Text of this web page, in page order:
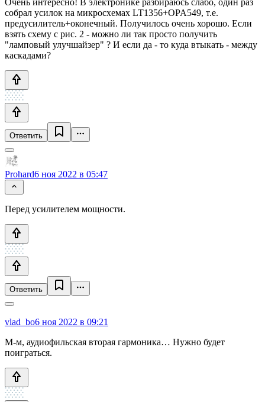
собрал усилок на микросхемах LT1356+OPA549, т.е.
предусилитель+оконечный. Получилось очень хорошо. Если
взять схему с рис. 2 - можно ли так просто получить
"ламповый улучшайзер" ? И если да - то куда втыкать - между
каскадами?
Ответить
Prohard6 ноя 2022 в 05:47
Перед усилителем мощности.
Ответить
vlad_bo6 ноя 2022 в 09:21
М-м, аудиофильская вторая гармоника… Нужно будет
поиграться.